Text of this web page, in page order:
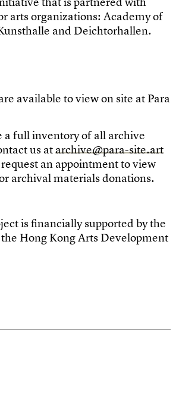
r artsorganizations: Academyof
unsthalle and Deichtorhallen.
re available toviewon site at Para
a fullinventoryof all archive
ntactus atarchive@para-site.art
request an appointmenttoview
r archivalmaterialsdonations.
jectisfnancially supportedbythe
the Hong KongArts Development